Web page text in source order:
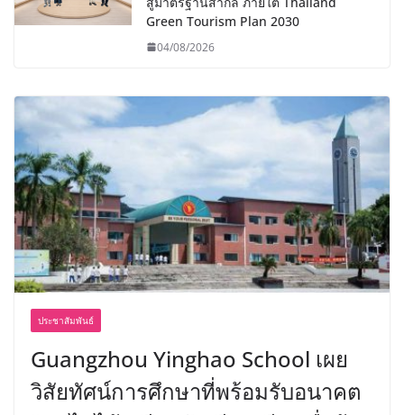
Green Tourism Plan 2030
04/08/2026
ประชาสัมพันธ์
Guangzhou Yinghao School เผย
วิสัยทัศน์การศึกษาที่พร้อมรับอนาคต